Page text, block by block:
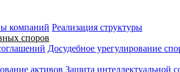
компаний Реализация структуры
споров
Досудебное урегулирование
активов Защита интеллектуальной